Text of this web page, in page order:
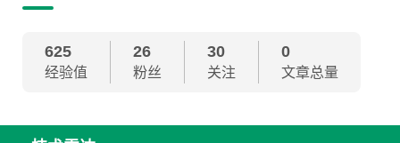
625
经验值
26
粉丝
30
关注
0
文章总量